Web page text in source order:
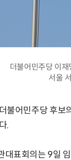
더불어민주당 이
서울
불어민주당 후보
.
대표회의는 9일